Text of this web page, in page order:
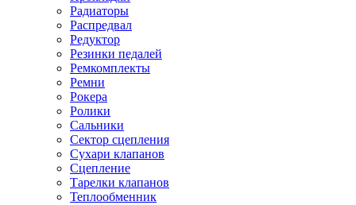
Радиаторы
Распредвал
Редуктор
Резинки педалей
Ремкомплекты
Ремни
Рокера
Ролики
Сальники
Сектор сцепления
Сухари клапанов
Сцепление
Тарелки клапанов
Теплообменник